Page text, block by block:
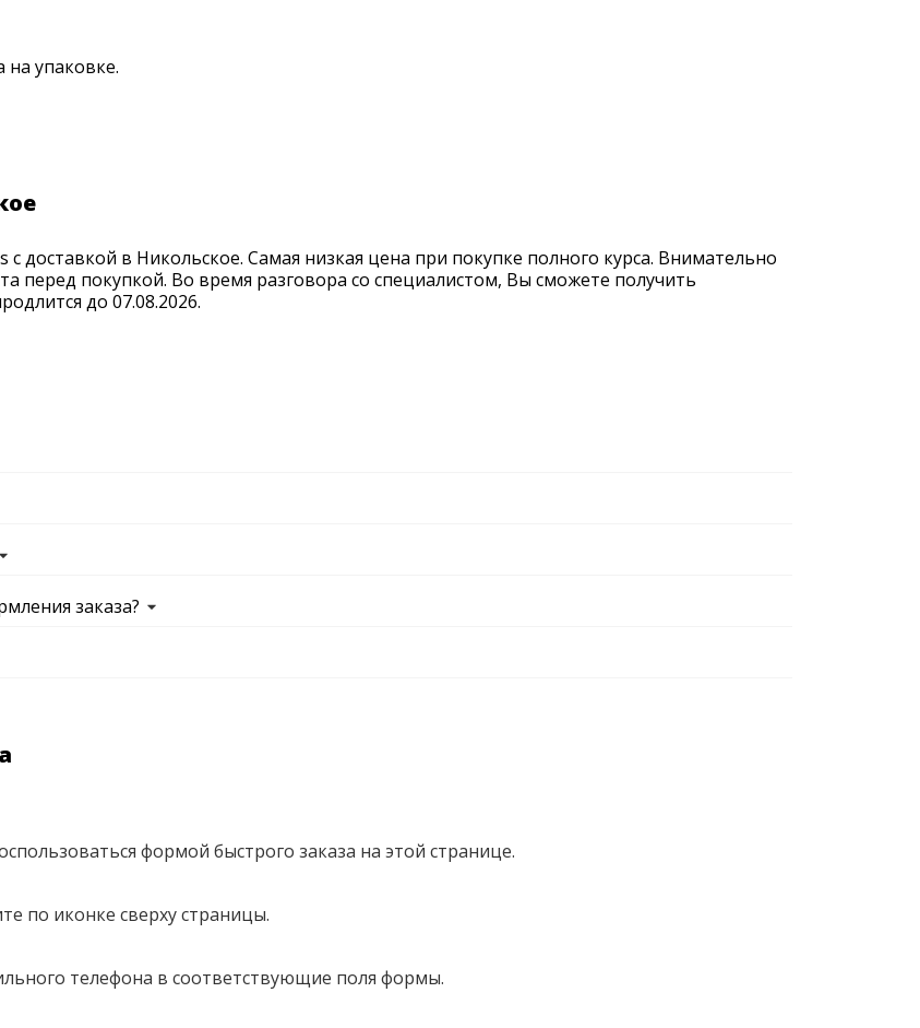
на упаковке.
доставкой в Никольское. Самая низкая цена при покупке полного курса. Внимательно
перед покупкой. Во время разговора со специалистом, Вы сможете получить
до 07.08.2026.
заказа?
формой быстрого заказа на этой странице.
по иконке сверху страницы.
телефона в соответствующие поля формы.